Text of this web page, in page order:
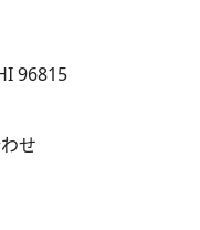
96815
せ